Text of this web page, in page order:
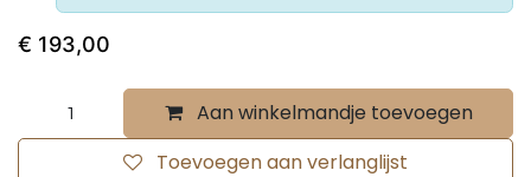
Belangrijkste voordelen
Beveiligde opslag van koffiebonen (slot)
Past op GIGA X-serie machines